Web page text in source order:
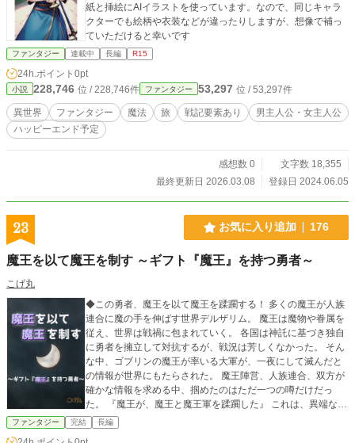
紙と挿絵にAIイラストを使っています。なので、同じキャラ
クターでも絵柄や衣装などが違ったりしますが、想像で補っ
ていただけると幸いです
ファンタジー 連載中 長編 R15
24h.ポイント 0pt
小説 228,746 位 / 228,746件 ファンタジー 53,297 位 / 53,297件
異世界 ファンタジー 魔法 旅 戦記要素あり
男主人公・女主人公
ハッピーエンド予定
感想数 0
文字数 18,355
最終更新日 2026.03.08
登録日 2024.06.05
23 お気に入り追加 176
魔王を以て魔王を制す ～ギフト『魔王』を持つ勇者～
こげ丸
◆この勇者、魔王を以て魔王を蹂躙する！ 多くの魔王が人族
連合に魔の手を伸ばす世界デルザリム。 魔王は魔物や眷属を
従え、世界は戦禍に包まれていく。 各国は神託に基づき独自
に勇者を擁立して対抗するが、戦況は芳しくなかった。 そん
な中、ゴブリンの魔王が率いる大軍が、一夜にして滅んだと
の情報が世界にもたらされた。 魔王陣営、人族連合、双方が
確かな情報を求める中、掴めたのはただ一つの噂だけだっ
た。 『魔王が、魔王と魔王軍を蹂躙した』 これは、異端なギ
フトを授かった勇者が、圧倒的な力で理不尽な世界を蹂躙す
る物語。 ※小説家になろう様にて、先に連載開始している作
ファンタジー 完結 長編